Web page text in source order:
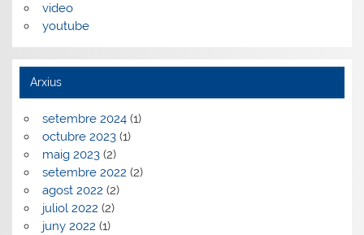
video
youtube
Arxius
setembre 2024(1)
octubre 2023(1)
maig 2023(2)
setembre 2022 (2)
agost 2022 (2)
juliol 2022 (2)
juny 2022 (1)